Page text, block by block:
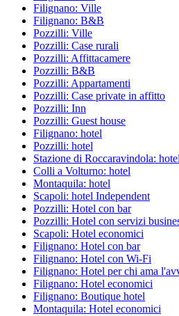
Filignano: Ville
Filignano: B&B
Pozzilli: Ville
Pozzilli: Case rurali
Pozzilli: Affittacamere
Pozzilli: B&B
Pozzilli: Appartamenti
Pozzilli: Case private in affitto
Pozzilli: Inn
Pozzilli: Guest house
Filignano: hotel
Pozzilli: hotel
Stazione di Roccaravindola:
Colli a Volturno: hotel
Montaquila: hotel
Scapoli: hotel Independent
Pozzilli: Hotel con bar
Pozzilli: Hotel con servizi
Scapoli: Hotel economici
Filignano: Hotel con bar
Filignano: Hotel con Wi-Fi
Filignano: Hotel per chi ama
Filignano: Hotel economici
Filignano: Boutique hotel
Montaquila: Hotel economici